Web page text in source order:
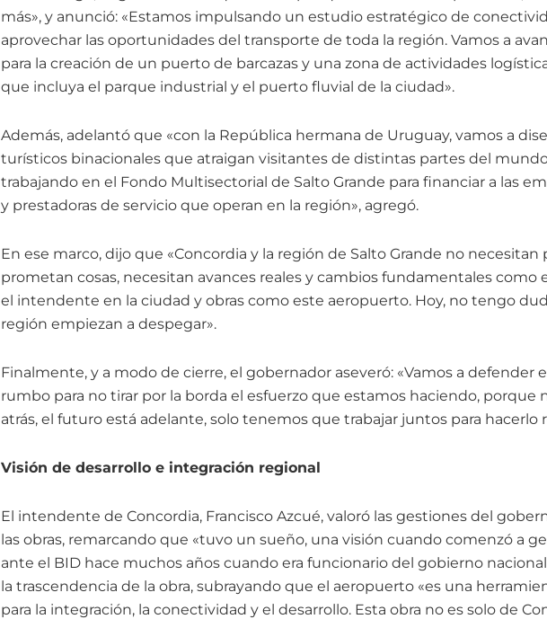
más», y anunció: «Estamos impulsando un estudio estratégico de
aprovechar las oportunidades del transporte de toda la región. Vamos a
para la creación de un puerto de barcazas y una zona de actividades
que incluya el parque industrial y el puerto fluvial de la ciudad».
Además, adelantó que «con la República hermana de Uruguay, vamos a
turísticos binacionales que atraigan visitantes de distintas partes del
trabajando en el Fondo Multisectorial de Salto Grande para financiar a las
y prestadoras de servicio que operan en la región», agregó.
En ese marco, dijo que «Concordia y la región de Salto Grande no necesitan
prometan cosas, necesitan avances reales y cambios fundamentales como
el intendente en la ciudad y obras como este aeropuerto. Hoy, no tengo
región empiezan a despegar».
Finalmente, y a modo de cierre, el gobernador aseveró: «Vamos a defender
rumbo para no tirar por la borda el esfuerzo que estamos haciendo, porque
atrás, el futuro está adelante, solo tenemos que trabajar juntos para hacerlo
Visión de desarrollo e integración regional
El intendente de Concordia, Francisco Azcué, valoró las gestiones del
las obras, remarcando que «tuvo un sueño, una visión cuando comenzó a
ante el BID hace muchos años cuando era funcionario del gobierno
la trascendencia de la obra, subrayando que el aeropuerto «es una
para la integración, la conectividad y el desarrollo. Esta obra no es solo de